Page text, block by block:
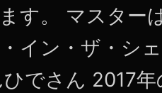
す。 マスター
イン・ザ・シ
でさん 2017